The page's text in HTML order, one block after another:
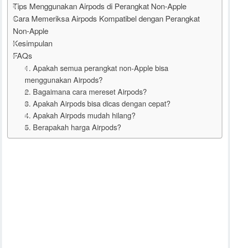
Tips Menggunakan Airpods di Perangkat Non-Apple
Cara Memeriksa Airpods Kompatibel dengan Perangkat
Non-Apple
Kesimpulan
FAQs
1. Apakah semua perangkat non-Apple bisa
menggunakan Airpods?
2. Bagaimana cara mereset Airpods?
3. Apakah Airpods bisa dicas dengan cepat?
4. Apakah Airpods mudah hilang?
5. Berapakah harga Airpods?